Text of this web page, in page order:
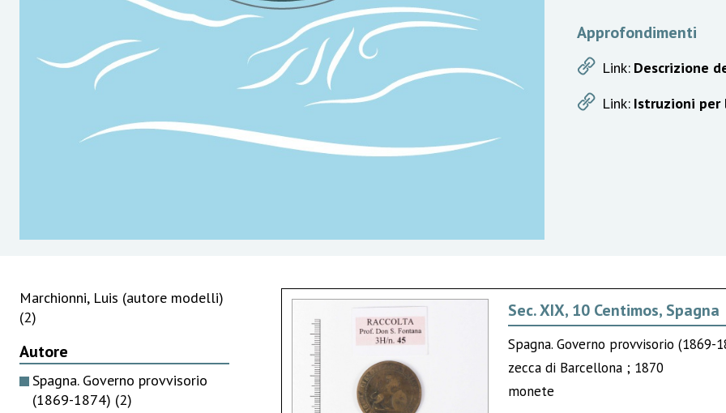
Approfondimenti
Link: Descrizione
Link: Istruzioni per
Marchionni, Luis (autore modelli)
(2)
Autore
Spagna. Governo provvisorio
(1869-1874) (2)
Sec. XIX, 10 Centimos, Spagna
Spagna. Governo provvisorio (1869-
zecca di Barcellona ; 1870
monete